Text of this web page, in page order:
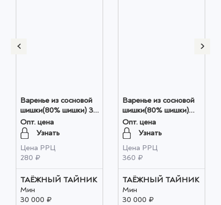
Варенье из сосновой
шишки(80% шишки) 30
гр оптом
Опт. цена
Узнать
Цена РРЦ
280 ₽
ТАЁЖНЫЙ ТАЙНИК
Мин
30 000 ₽
Варенье из сосновой
шишки(80% шишки)
130 гр оптом
Опт. цена
Узнать
Цена РРЦ
360 ₽
ТАЁЖНЫЙ ТАЙНИК
Мин
30 000 ₽